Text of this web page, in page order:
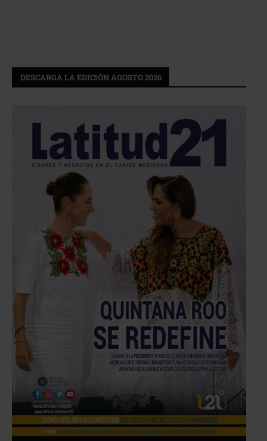
DESCARGA LA EDICIÓN AGOSTO 2026